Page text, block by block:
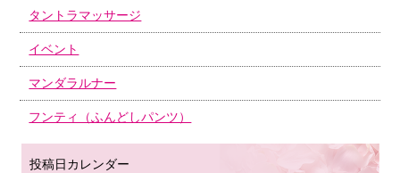
タントラマッサージ
イベント
マンダラルナー
フンティ（ふんどしパンツ）
投稿日カレンダー